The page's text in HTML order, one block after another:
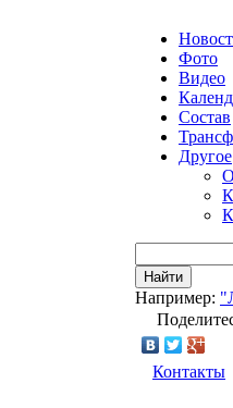
Фото
Видео
Состав
Другое
Найти
Например:
Контакты